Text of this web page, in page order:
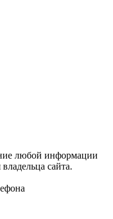
любой информации
сайта.